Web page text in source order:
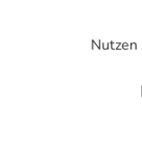
Nutzen